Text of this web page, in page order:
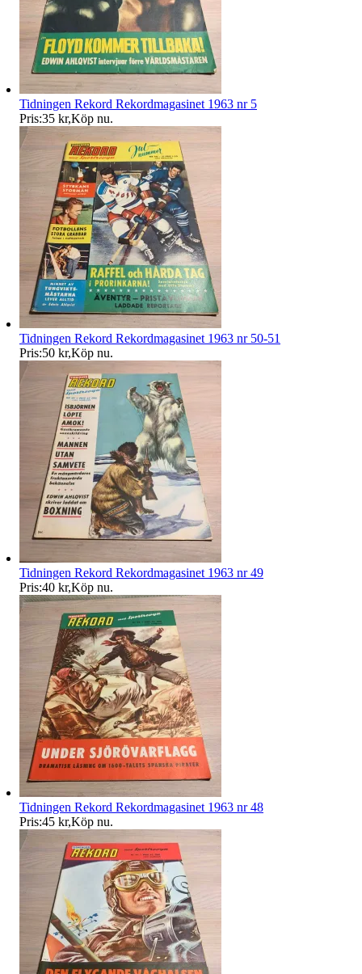
Tidningen Rekord Rekordmagasinet 1963 nr 5
Pris:35 kr,Köp nu.
Tidningen Rekord Rekordmagasinet 1963 nr 50-51
Pris:50 kr,Köp nu.
Tidningen Rekord Rekordmagasinet 1963 nr 49
Pris:40 kr,Köp nu.
Tidningen Rekord Rekordmagasinet 1963 nr 48
Pris:45 kr,Köp nu.